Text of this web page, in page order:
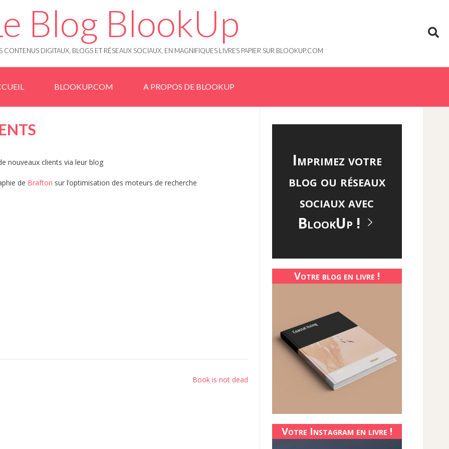
Blog BlookUp
CONTENUS DIGITAUX, BLOGS ET RÉSEAUX SOCIAUX, EN MAGNIFIQUES LIVRES PAPIER SUR BLOOKUP.COM
BLOOKUP.COM A PROPOS DE BLOOKUP
nouveaux clients via leur blog
de Brafton sur l’optimisation des moteurs de recherche
Book is not dead
Imprimez votre
blog ou réseaux
sociaux avec
BlookUp !
Votre blog en livre !
Votre Instagram en livre !